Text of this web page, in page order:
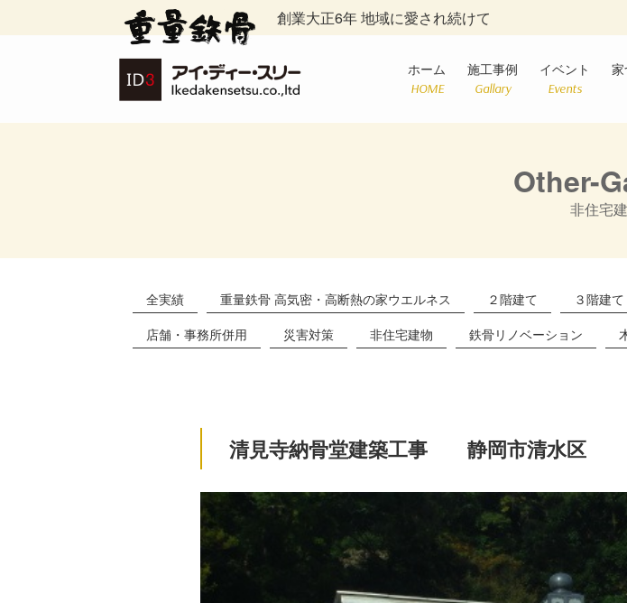
創業大正6年 地域に愛され続けて
ホーム
HOME
施工事例
Gallary
イベント
Events
Other-
非住宅
全実績 重量鉄骨 高気密・高断熱の家ウエルネス ２階建て ３階建て
店舗・事務所併用
災害対策 非住宅建物 鉄骨リノベーション
清見寺納骨堂建築工事 静岡市清水区